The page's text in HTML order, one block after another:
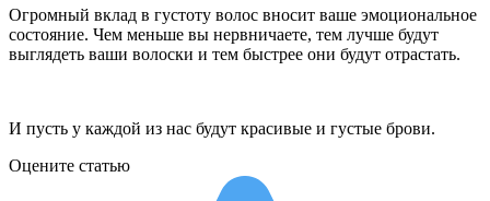
Огромный вклад в густоту волос вносит ваше эмоциональное
состояние. Чем меньше вы нервничаете, тем лучше будут
выглядеть ваши волоски и тем быстрее они будут отрастать.
И пусть у каждой из нас будут красивые и густые брови.
Оцените статью